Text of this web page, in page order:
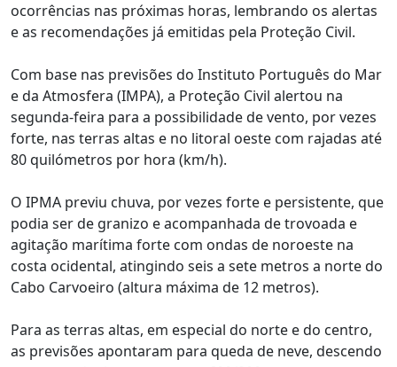
ocorrências nas próximas horas, lembrando os alertas
e as recomendações já emitidas pela Proteção Civil.
Com base nas previsões do Instituto Português do Mar
e da Atmosfera (IMPA), a Proteção Civil alertou na
segunda-feira para a possibilidade de vento, por vezes
forte, nas terras altas e no litoral oeste com rajadas até
80 quilómetros por hora (km/h).
O IPMA previu chuva, por vezes forte e persistente, que
podia ser de granizo e acompanhada de trovoada e
agitação marítima forte com ondas de noroeste na
costa ocidental, atingindo seis a sete metros a norte do
Cabo Carvoeiro (altura máxima de 12 metros).
Para as terras altas, em especial do norte e do centro,
as previsões apontaram para queda de neve, descendo